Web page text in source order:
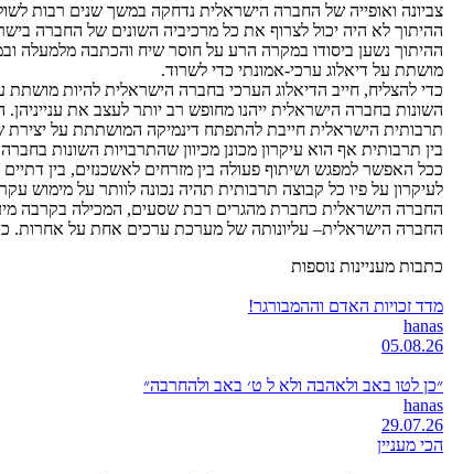
צביונה ואופייה של החברה הישראלית נדחקה במשך שנים רבות
ההיתוך לא היה יכול לצרוף את כל מרכיביה השונים של החברה
ההיתוך נשען ביסודו במקרה הרע על חוסר שיח והכתבה מלמעלה
מושתת על דיאלוג ערכי-אמונתי כדי לשרוד.
כדי להצליח, חייב הדיאלוג הערכי בחברה הישראלית להיות מושתת
השונות בחברה הישראלית ייהנו מחופש רב יותר לעצב את
תרבותית הישראלית חייבת להתפתח דינמיקה המושתתת על יצירת
בין תרבותית אף הוא עיקרון מכונן מכיוון שהתרבויות השונות
ככל האפשר למפגש ושיתוף פעולה בין מזרחים לאשכנזים, בין
לעיקרון על פיו כל קבוצה תרבותית תהיה נכונה לוותר על מימוש
החברה הישראלית כחברת מהגרים רבת שסעים, המכילה בקרבה
החברה הישראלית– עליונותה של מערכת ערכים אחת על אחרות.
כתבות מעניינות נוספות
מדד זכויות האדם וההמבורגר!
hanas
05.08.26
״כן לטו באב ולאהבה ולא ל ט׳ באב ולהחרבה״
hanas
29.07.26
הכי מעניין